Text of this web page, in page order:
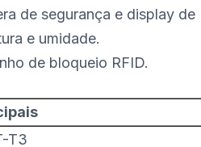
de segurança e display de
e umidade.
de bloqueio RFID.
T3